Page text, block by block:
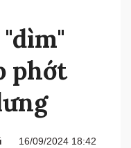
phớt
16/09/2024 18:42